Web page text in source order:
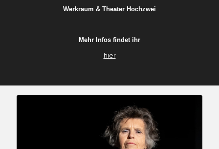
Werkraum & Theater Hochzwei
Mehr Infos findet ihr
hier